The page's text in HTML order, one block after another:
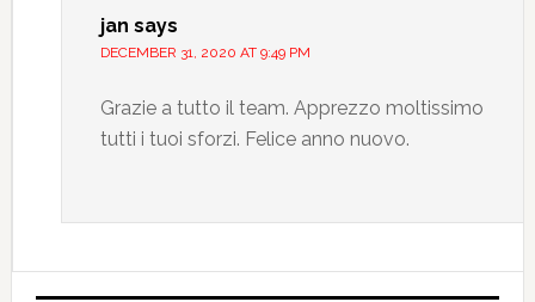
jan says
DECEMBER 31, 2020 AT 9:49 PM
Grazie a tutto il team. Apprezzo moltissimo
tutti i tuoi sforzi. Felice anno nuovo.